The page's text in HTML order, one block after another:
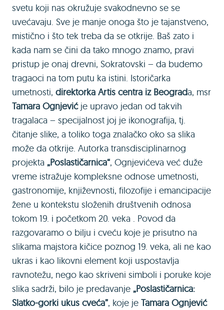
svetu koji nas okružuje svakodnevno se se
uvećavaju. Sve je manje onoga što je tajanstveno,
mistično i što tek treba da se otkrije. Baš zato i
kada nam se čini da tako mnogo znamo, pravi
pristup je onaj drevni, Sokratovski – da budemo
tragaoci na tom putu ka istini. Istoričarka
umetnosti, direktorka Artis centra iz Beograda, msr
Tamara Ognjevićje upravo jedan od takvih
tragalaca – specijalnost joj je ikonografija, tj.
čitanje slike, a toliko toga znalačko oko sa slika
može da otkrije. Autorka transdisciplinarnog
projekta „Poslastičarnica“, Ognjevićeva već duže
vreme istražuje kompleksne odnose umetnosti,
gastronomije, književnosti, filozofije i emancipacije
žene u kontekstu složenih društvenih odnosa
tokom 19. i početkom 20. veka . Povod da
razgovaramo o bilju i cveću koje je prisutno na
slikama majstora kičice poznog 19. veka, ali ne kao
ukras i kao likovni element koji uspostavlja
ravnotežu, nego kao skriveni simboli i poruke koje
slika sadrži, bilo je predavanje „Poslastičarnica:
Slatko-gorki ukus cveća”, koje je Tamara Ognjević